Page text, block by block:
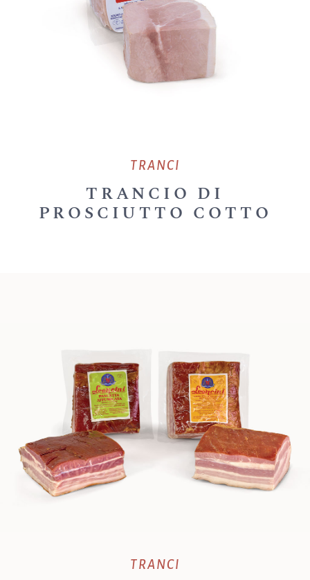
TRANCI
TRANCIO DI
PROSCIUTTO COTTO
TRANCI